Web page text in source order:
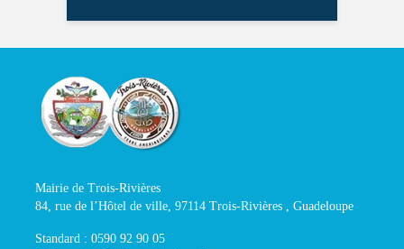
Mairie de Trois-Rivières
84, rue de l’Hôtel de ville, 97114 Trois-Rivières , Guadeloupe
Standard : 0590 92 90 05